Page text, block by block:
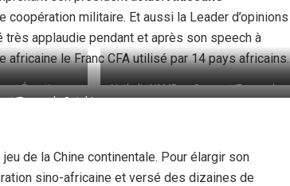
coopération militaire. Et aussi la Leader d’opinions
très applaudie pendant et après son speech à
africaine le Franc CFA utilisé par 14 pays africains.
et Égyptien se
Nathalie YAMB au Sommet/Forum de
Forum de Sotchi
de la Chine continentale. Pour élargir son
sino-africaine et versé des dizaines de